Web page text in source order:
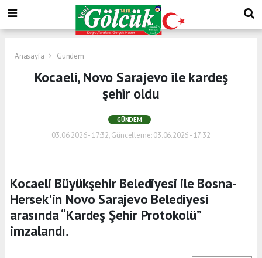
Anasayfa Gündem
Kocaeli, Novo Sarajevo ile kardeş
şehir oldu
GÜNDEM
03.06.2026 - 17:32, Güncelleme: 03.06.2026 - 17:32
Kocaeli Büyükşehir Belediyesi ile Bosna-
Hersek'in Novo Sarajevo Belediyesi
arasında “Kardeş Şehir Protokolü”
imzalandı.